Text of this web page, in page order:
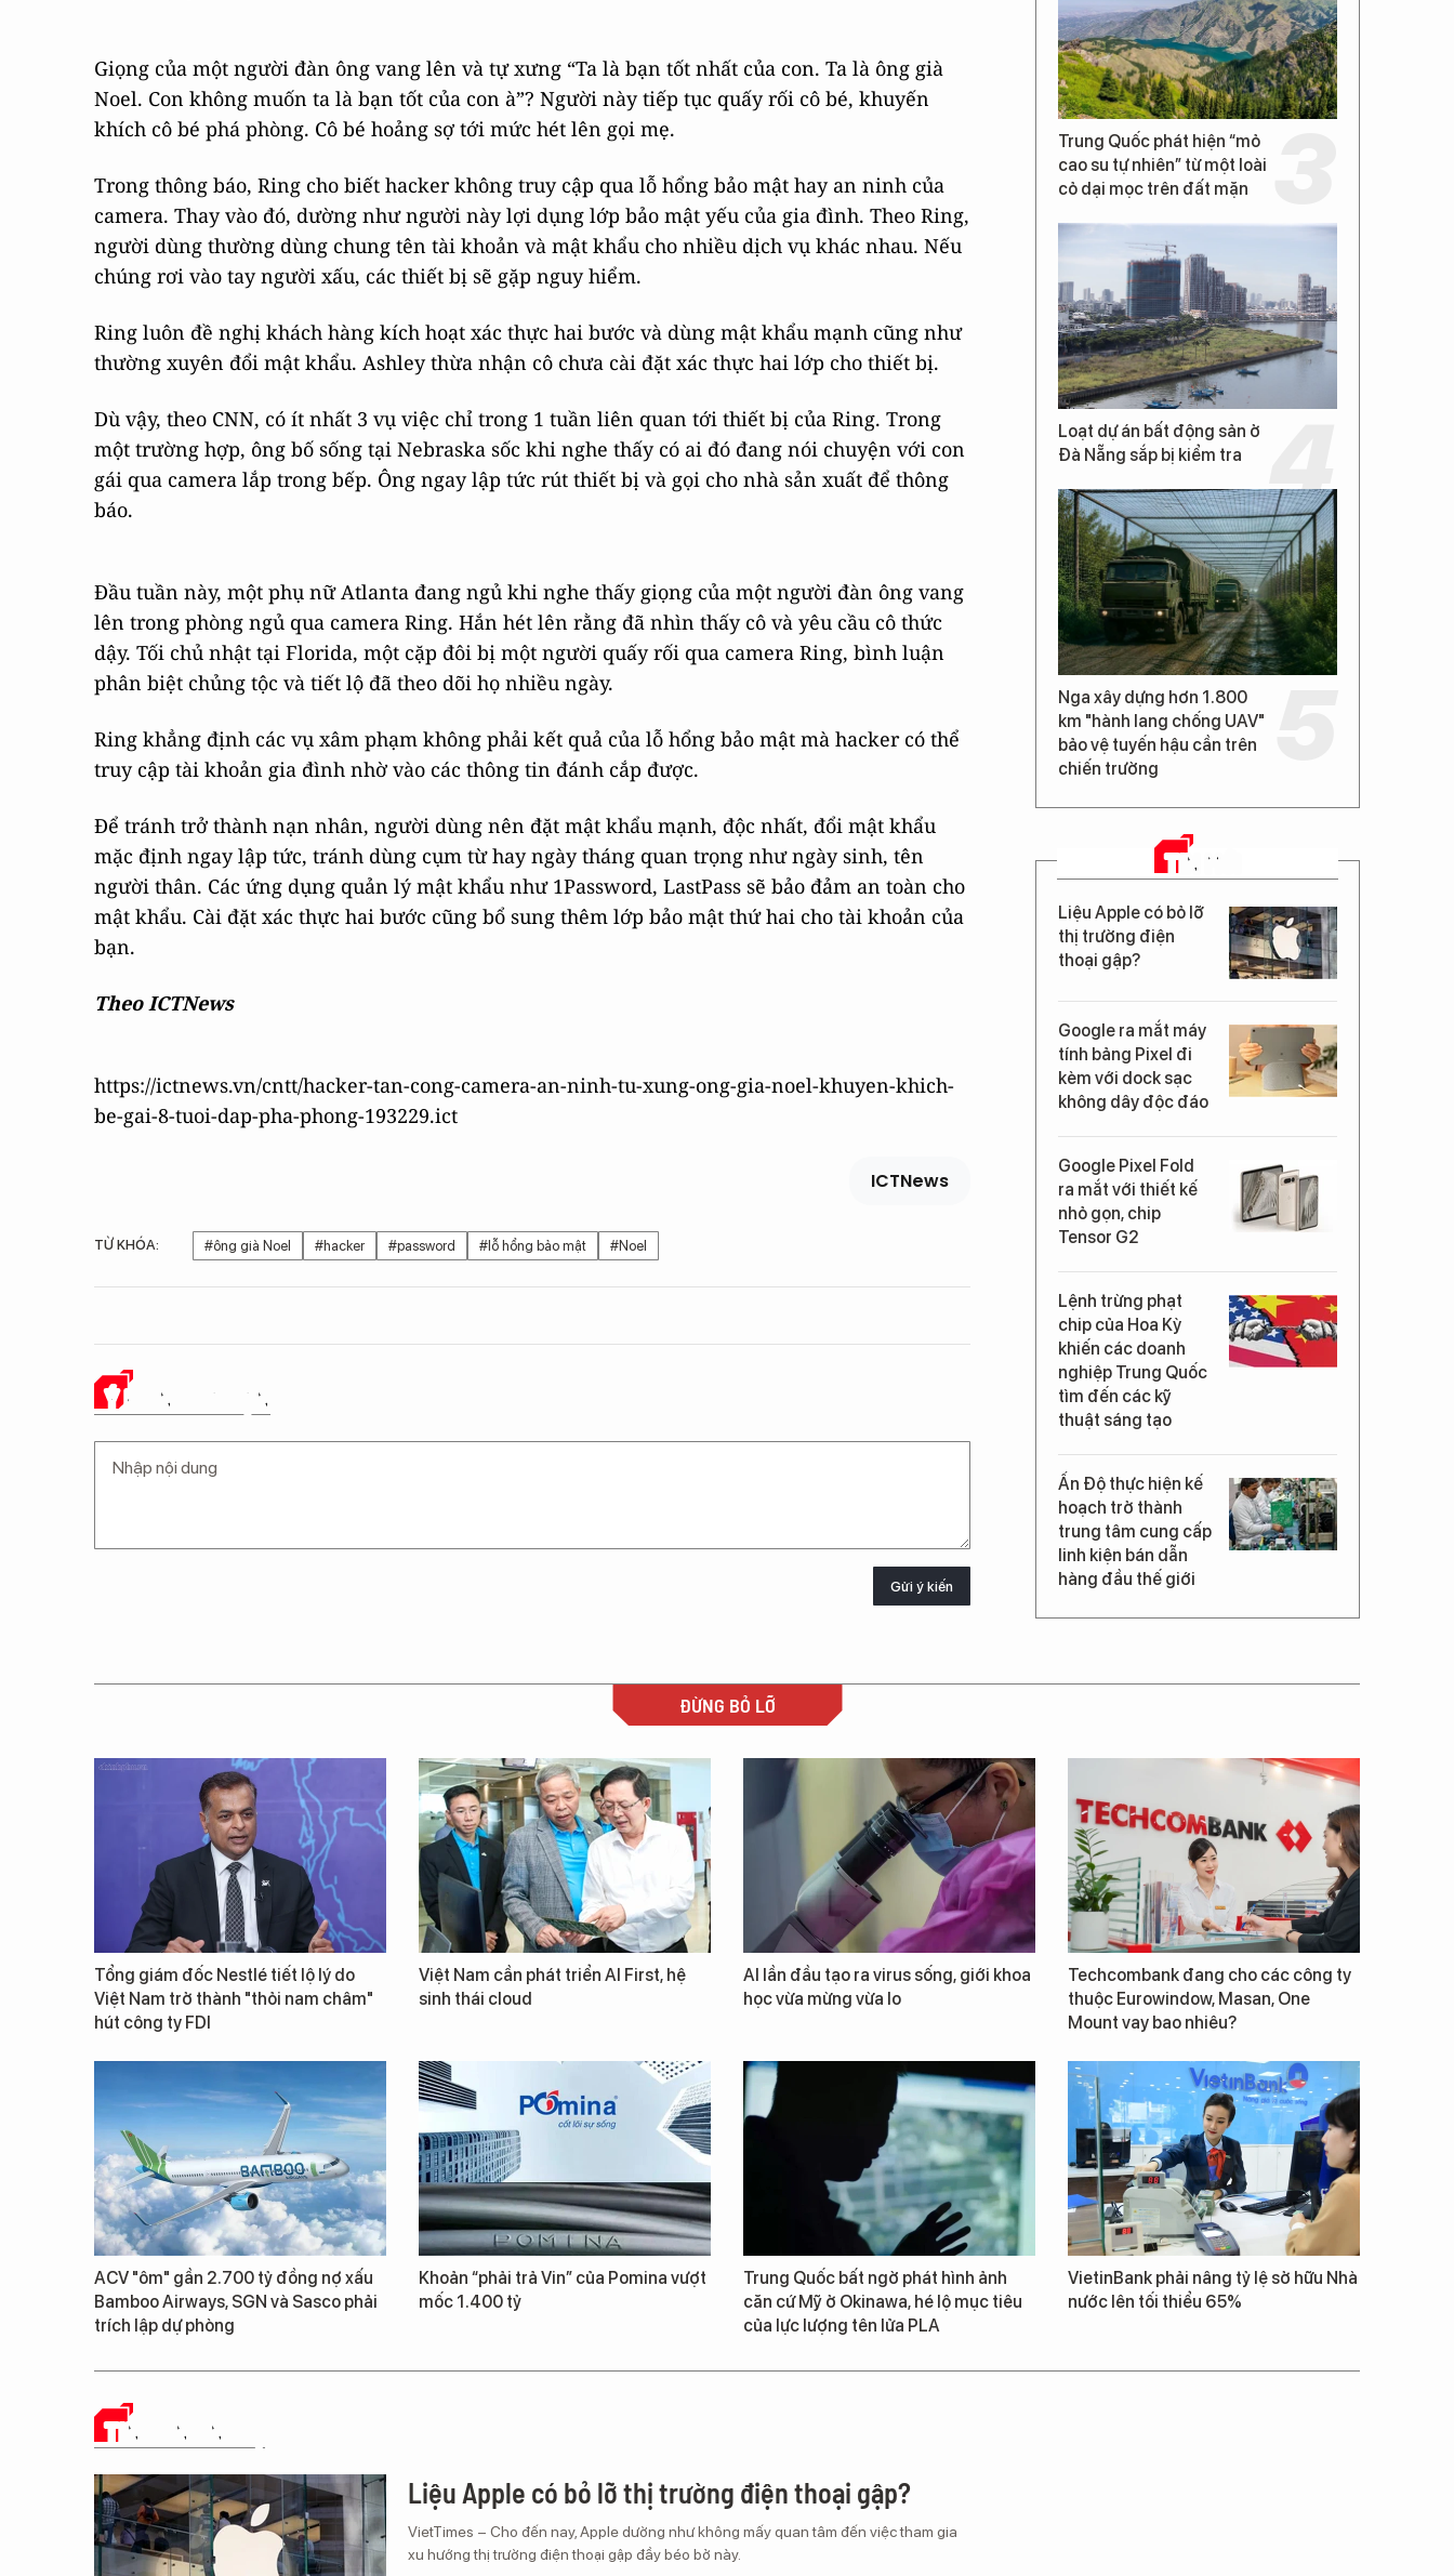
Giọng của một người đàn ông vang lên và tự xưng “Ta là bạn tốt nhất của con. Ta là ông già
Noel. Con không muốn ta là bạn tốt của con à”? Người này tiếp tục quấy rối cô bé, khuyến
khích cô bé phá phòng. Cô bé hoảng sợ tới mức hét lên gọi mẹ.
Trong thông báo, Ring cho biết hacker không truy cập qua lỗ hổng bảo mật hay an ninh của
camera. Thay vào đó, dường như người này lợi dụng lớp bảo mật yếu của gia đình. Theo Ring,
người dùng thường dùng chung tên tài khoản và mật khẩu cho nhiều dịch vụ khác nhau. Nếu
chúng rơi vào tay người xấu, các thiết bị sẽ gặp nguy hiểm.
Ring luôn đề nghị khách hàng kích hoạt xác thực hai bước và dùng mật khẩu mạnh cũng như
thường xuyên đổi mật khẩu. Ashley thừa nhận cô chưa cài đặt xác thực hai lớp cho thiết bị.
Dù vậy, theo CNN, có ít nhất 3 vụ việc chỉ trong 1 tuần liên quan tới thiết bị của Ring. Trong
một trường hợp, ông bố sống tại Nebraska sốc khi nghe thấy có ai đó đang nói chuyện với con
gái qua camera lắp trong bếp. Ông ngay lập tức rút thiết bị và gọi cho nhà sản xuất để thông
báo.
Đầu tuần này, một phụ nữ Atlanta đang ngủ khi nghe thấy giọng của một người đàn ông vang
lên trong phòng ngủ qua camera Ring. Hắn hét lên rằng đã nhìn thấy cô và yêu cầu cô thức
dậy. Tối chủ nhật tại Florida, một cặp đôi bị một người quấy rối qua camera Ring, bình luận
phân biệt chủng tộc và tiết lộ đã theo dõi họ nhiều ngày.
Ring khẳng định các vụ xâm phạm không phải kết quả của lỗ hổng bảo mật mà hacker có thể
truy cập tài khoản gia đình nhờ vào các thông tin đánh cắp được.
Để tránh trở thành nạn nhân, người dùng nên đặt mật khẩu mạnh, độc nhất, đổi mật khẩu
mặc định ngay lập tức, tránh dùng cụm từ hay ngày tháng quan trọng như ngày sinh, tên
người thân. Các ứng dụng quản lý mật khẩu như 1Password, LastPass sẽ bảo đảm an toàn cho
mật khẩu. Cài đặt xác thực hai bước cũng bổ sung thêm lớp bảo mật thứ hai cho tài khoản của
bạn.
Theo ICTNews
https://ictnews.vn/cntt/hacker-tan-cong-camera-an-ninh-tu-xung-ong-gia-noel-khuyen-khich-
be-gai-8-tuoi-dap-pha-phong-193229.ict
ICTNews
TỪ KHÓA: #ông già Noel #hacker #password #lỗ hổng bảo mật #Noel
Ý KIẾN CỦA BẠN
Gửi ý kiến
Trung Quốc phát hiện “mỏ
cao su tự nhiên” từ một loài
cỏ dại mọc trên đất mặn
Loạt dự án bất động sản ở
Đà Nẵng sắp bị kiểm tra
Nga xây dựng hơn 1.800
km "hành lang chống UAV"
bảo vệ tuyến hậu cần trên
chiến trường
TIN MỚI
Liệu Apple có bỏ lỡ
thị trường điện
thoại gập?
Google ra mắt máy
tính bảng Pixel đi
kèm với dock sạc
không dây độc đáo
Google Pixel Fold
ra mắt với thiết kế
nhỏ gọn, chip
Tensor G2
Lệnh trừng phạt
chip của Hoa Kỳ
khiến các doanh
nghiệp Trung Quốc
tìm đến các kỹ
thuật sáng tạo
Ấn Độ thực hiện kế
hoạch trở thành
trung tâm cung cấp
linh kiện bán dẫn
hàng đầu thế giới
ĐỪNG BỎ LỠ
Tổng giám đốc Nestlé tiết lộ lý do
Việt Nam trở thành "thỏi nam châm"
hút công ty FDI
Việt Nam cần phát triển AI First, hệ
sinh thái cloud
AI lần đầu tạo ra virus sống, giới khoa
học vừa mừng vừa lo
Techcombank đang cho các công ty
thuộc Eurowindow, Masan, One
Mount vay bao nhiêu?
ACV "ôm" gần 2.700 tỷ đồng nợ xấu
Bamboo Airways, SGN và Sasco phải
trích lập dự phòng
Khoản “phải trả Vin” của Pomina vượt
mốc 1.400 tỷ
Trung Quốc bất ngờ phát hình ảnh
căn cứ Mỹ ở Okinawa, hé lộ mục tiêu
của lực lượng tên lửa PLA
VietinBank phải nâng tỷ lệ sở hữu Nhà
nước lên tối thiểu 65%
TIN CÔNG NGHỆ
Liệu Apple có bỏ lỡ thị trường điện thoại gập?
VietTimes – Cho đến nay, Apple dường như không mấy quan tâm đến việc tham gia
xu hướng thị trường điện thoại gập đầy béo bở này.